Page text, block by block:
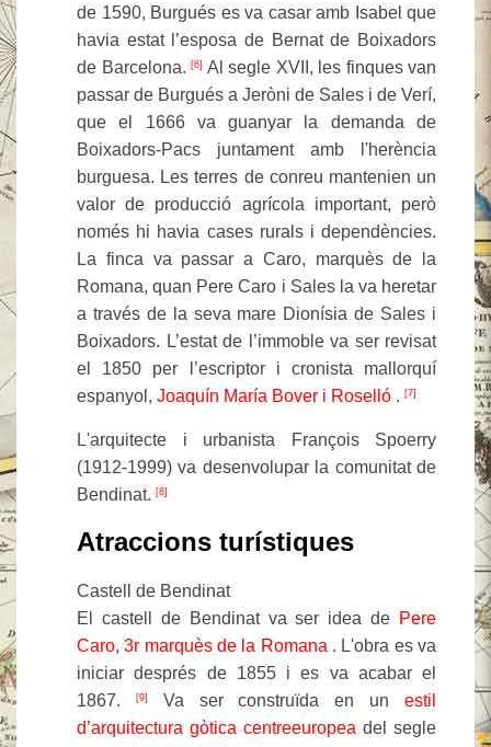
de 1590, Burgués es va casar amb Isabel que
havia estat l’esposa de Bernat de Boixadors
de Barcelona. [6] Al segle XVII, les finques van
passar de Burgués a Jeròni de Sales i de Verí,
que el 1666 va guanyar la demanda de
Boixadors-Pacs juntament amb l'herència
burguesa. Les terres de conreu mantenien un
valor de producció agrícola important, però
només hi havia cases rurals i dependències.
La finca va passar a Caro, marquès de la
Romana, quan Pere Caro i Sales la va heretar
a través de la seva mare Dionísia de Sales i
Boixadors. L’estat de l’immoble va ser revisat
el 1850 per l’escriptor i cronista mallorquí
espanyol, Joaquín María Bover i Roselló . [7]
L'arquitecte i urbanista François Spoerry
(1912-1999) va desenvolupar la comunitat de
Bendinat. [8]
Atraccions turístiques
Castell de Bendinat
El castell de Bendinat va ser idea de Pere
Caro, 3r marquès de la Romana . L'obra es va
iniciar després de 1855 i es va acabar el
1867.
[9] Va ser construïda en unestil
d’arquitectura gòtica centreeuropea del segle